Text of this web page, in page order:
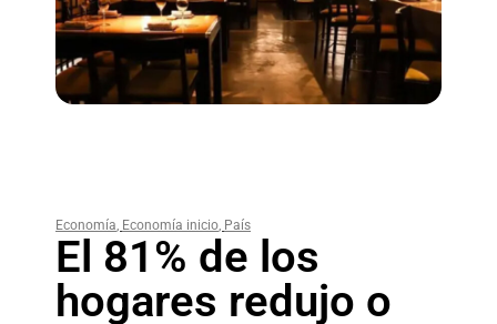
Economía, Economía inicio, País
El 81% de los
hogares redujo o